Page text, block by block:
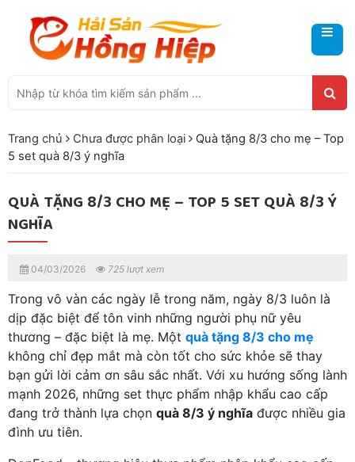
Trang chủ Chưa được phân loại
Quà tặng 8/3 cho mẹ – Top
5 set quà 8/3 ý nghĩa
QUÀ TẶNG 8/3 CHO MẸ – TOP 5 SET QUÀ 8/3 Ý
NGHĨA
04/03/2026 725 lượt xem
Trong vô vàn các ngày lễ trong năm, ngày 8/3 luôn là
dịp đặc biệt để tôn vinh những người phụ nữ yêu
thương – đặc biệt là mẹ. Một quà tặng 8/3 cho mẹ
không chỉ đẹp mắt mà còn tốt cho sức khỏe sẽ thay
bạn gửi lời cảm ơn sâu sắc nhất. Với xu hướng sống lành
mạnh 2026, những set thực phẩm nhập khẩu cao cấp
đang trở thành lựa chọn quà 8/3 ý nghĩa được nhiều gia
đình ưu tiên.